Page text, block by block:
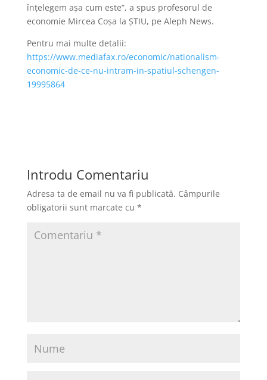
înţelegem aşa cum este”, a spus profesorul de
economie Mircea Coşa la ŞTIU, pe Aleph News.
Pentru mai multe detalii:
https://www.mediafax.ro/economic/nationalism-
economic-de-ce-nu-intram-in-spatiul-schengen-
19995864
Introdu Comentariu
Adresa ta de email nu va fi publicată. Câmpurile
obligatorii sunt marcate cu *